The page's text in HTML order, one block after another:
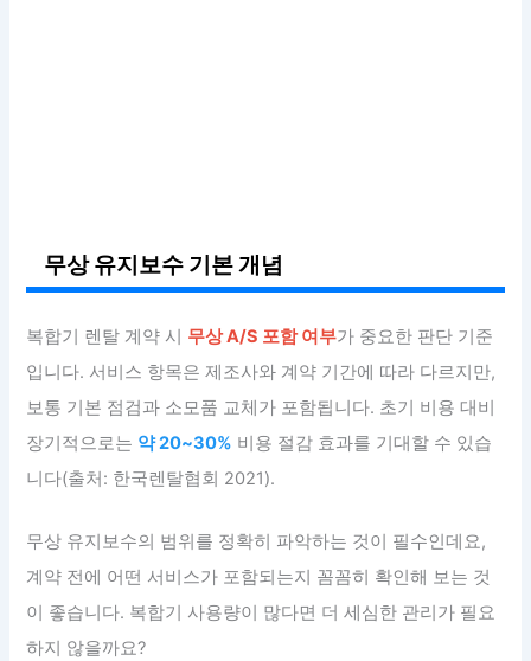
무상 유지보수 기본 개념
복합기 렌탈 계약 시 무상 A/S 포함 여부가 중요한 판단 기준
입니다. 서비스 항목은 제조사와 계약 기간에 따라 다르지만,
보통 기본 점검과 소모품 교체가 포함됩니다. 초기 비용 대비
장기적으로는 약 20~30% 비용 절감 효과를 기대할 수 있습
니다(출처: 한국렌탈협회 2021).
무상 유지보수의 범위를 정확히 파악하는 것이 필수인데요,
계약 전에 어떤 서비스가 포함되는지 꼼꼼히 확인해 보는 것
이 좋습니다. 복합기 사용량이 많다면 더 세심한 관리가 필요
하지 않을까요?